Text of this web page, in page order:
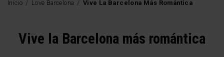
Inicio Love Barcelona Vive La Barcelona Más Romántica
Vive la Barcelona más romántica